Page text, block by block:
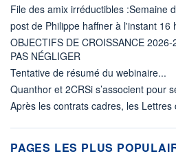
File des amix irréductibles :Semaine
post de Philippe haffner à l'instant 16
OBJECTIFS DE CROISSANCE
PAS NÉGLIGER
Tentative de résumé du webinaire...
Quanthor et 2CRSi s’associent pour
Après les contrats cadres, les
PAGES LES PLUS